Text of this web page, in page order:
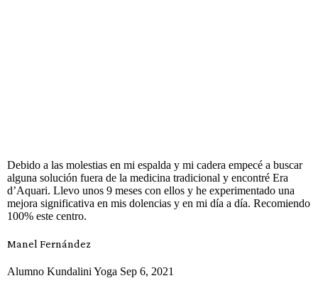
Debido a las molestias en mi espalda y mi cadera empecé a buscar
alguna solución fuera de la medicina tradicional y encontré Era
d’Aquari. Llevo unos 9 meses con ellos y he experimentado una
mejora significativa en mis dolencias y en mi día a día. Recomiendo
100% este centro.
Manel Fernández
Alumno Kundalini Yoga Sep 6, 2021